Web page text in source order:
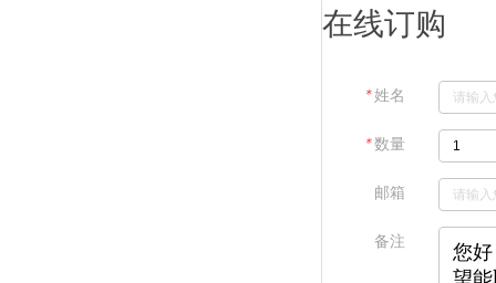
在线订购
＊姓名
＊数量
邮箱
备注